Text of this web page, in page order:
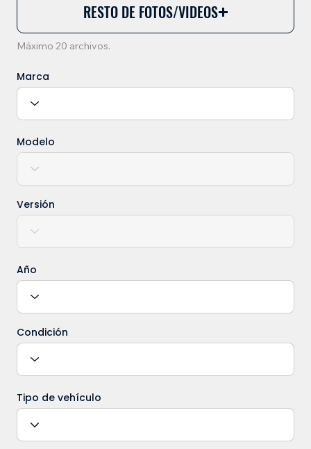
RESTO DE FOTOS/VIDEOS
Máximo 20 archivos.
Marca
Modelo
Versión
Año
Condición
Tipo de vehículo